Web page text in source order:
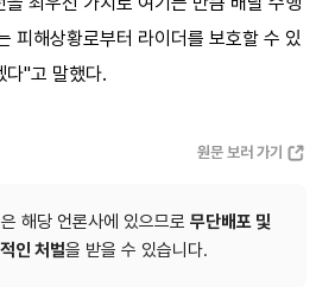
피해상황로부터 라이더를 보호할 수 있
다"고 말했다.
원문 보러 가기
해당 언론사에 있으므로 무단배포 및
인 처벌을 받을 수 있습니다.